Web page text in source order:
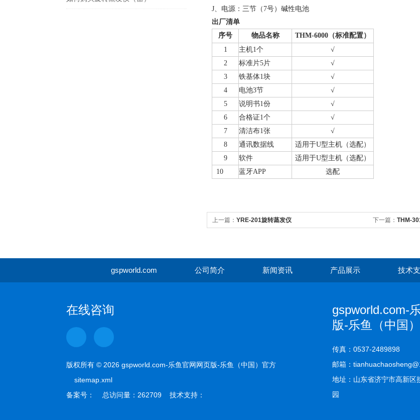
J、电源：三节（7号）碱性电池
出厂清单
序号
物品名称 THM-6000 （标准配置）
1
主机1个
√
2
标准片5片
√
3
铁基体1块
√
4
电池3节
√
5
说明书1份
√
6
合格证1个
√
7
清洁布1张
√
8
通讯数据线
适用于U型主机（选配）
9
软件
适用于U型主机（选配）
10
蓝牙APP 选配
上一篇： YRE-201旋转蒸发仪 下一篇： THM-
gspworld.com 公司简介 新闻资讯 产品展示 技术
在线咨询
版权所有 © 2026 gspworld.com-乐鱼官网网页版-乐鱼（中国）官方
sitemap.xml
备案号： 总访问量：262709 技术支持：
gspworld.com-
版-乐鱼（中国
传真：0537-2489898
邮箱：
地址：山东省济宁市高新区
园